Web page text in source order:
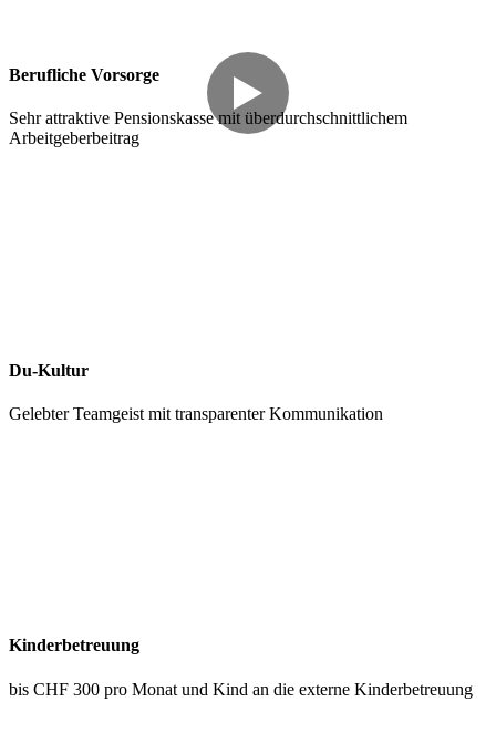
Berufliche Vorsorge
Sehr attraktive Pensionskasse mit überdurchschnittlichem
Arbeitgeberbeitrag
Du-Kultur
Gelebter Teamgeist mit transparenter Kommunikation
Kinderbetreuung
bis CHF 300 pro Monat und Kind an die externe Kinderbetreuung